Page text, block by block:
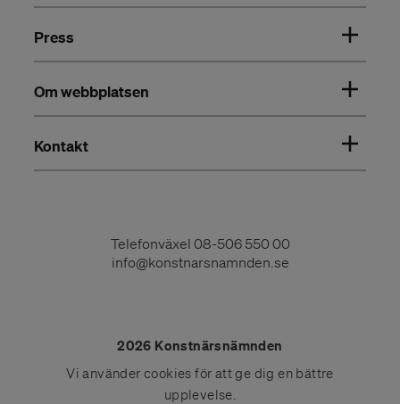
Press
Om webbplatsen
Kontakt
Telefonväxel 08-506 550 00
info@konstnarsnamnden.se
2026 Konstnärsnämnden
Vi använder cookies för att ge dig en bättre
upplevelse.